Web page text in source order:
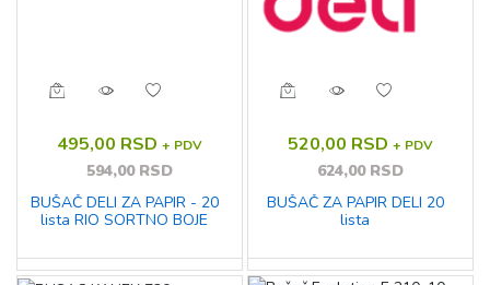
495,00 RSD + PDV
594,00 RSD
BUŠAČ DELI ZA PAPIR - 20
lista RIO SORTNO BOJE
520,00 RSD + PDV
624,00 RSD
BUŠAČ ZA PAPIR DELI 20
lista